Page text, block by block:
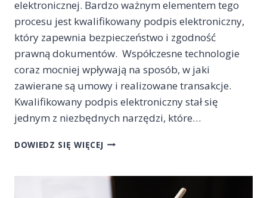
elektronicznej. Bardzo ważnym elementem tego
procesu jest kwalifikowany podpis elektroniczny,
który zapewnia bezpieczeństwo i zgodność
prawną dokumentów. Współczesne technologie
coraz mocniej wpływają na sposób, w jaki
zawierane są umowy i realizowane transakcje.
Kwalifikowany podpis elektroniczny stał się
jednym z niezbędnych narzędzi, które…
DOWIEDZ SIĘ WIĘCEJ UMOWA
PODPISEM
ELEKTRONICZNYM